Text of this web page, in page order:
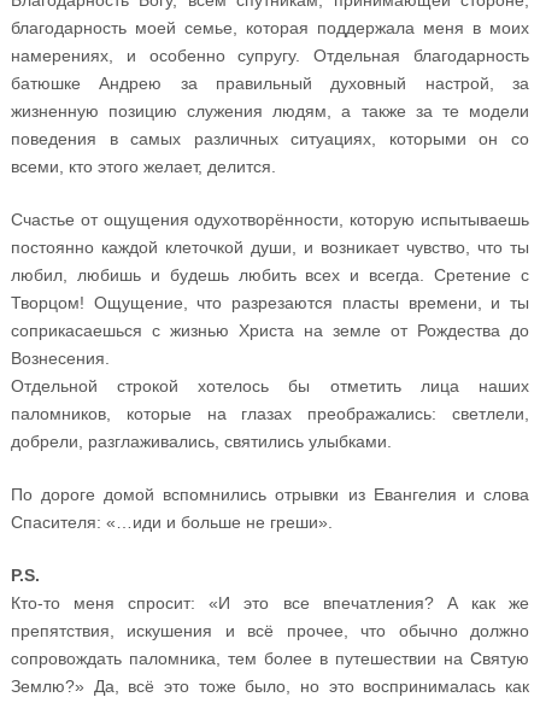
благодарность моей семье, которая поддержала меня в моих
намерениях, и особенно супругу. Отдельная благодарность
батюшке Андрею за правильный духовный настрой, за
жизненную позицию служения людям, а также за те модели
поведения в самых различных ситуациях, которыми он со
всеми, кто этого желает, делится.
Счастье от ощущения одухотворённости, которую испытываешь
постоянно каждой клеточкой души, и возникает чувство, что ты
любил, любишь и будешь любить всех и всегда. Сретение с
Творцом! Ощущение, что разрезаются пласты времени, и ты
соприкасаешься с жизнью Христа на земле от Рождества до
Вознесения.
Отдельной строкой хотелось бы отметить лица наших
паломников, которые на глазах преображались: светлели,
добрели, разглаживались, святились улыбками.
По дороге домой вспомнились отрывки из Евангелия и слова
Спасителя: «…иди и больше не греши».
P.S.
Кто-то меня спросит: «И это все впечатления? А как же
препятствия, искушения и всё прочее, что обычно должно
сопровождать паломника, тем более в путешествии на Святую
Землю?» Да, всё это тоже было, но это воспринималась как